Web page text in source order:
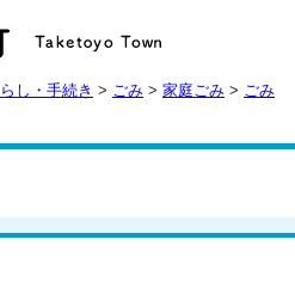
し・手続き > ごみ > 家庭ごみ > ごみ